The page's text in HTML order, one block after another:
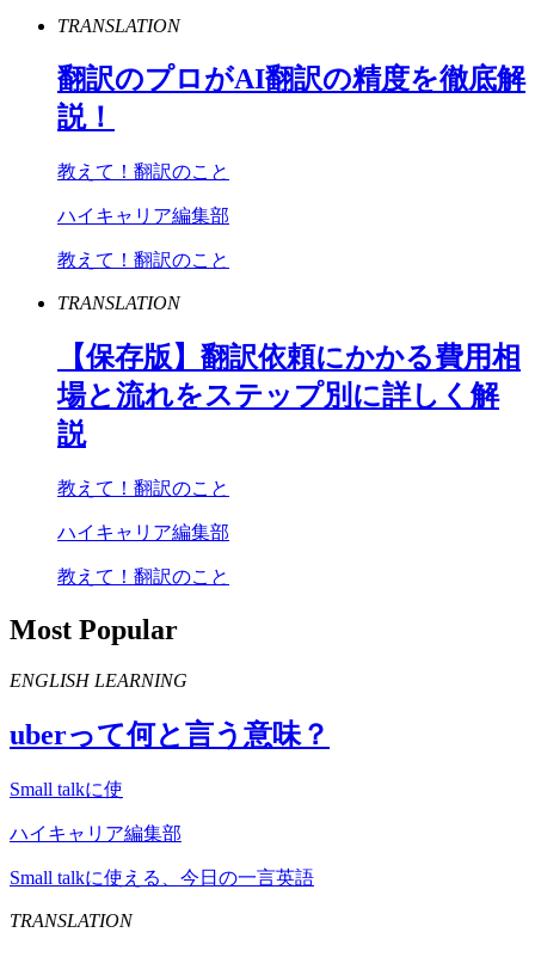
TRANSLATION
翻訳のプロがAI翻訳の精度を徹底解
説！
教えて！翻訳のこと
ハイキャリア編集部
教えて！翻訳のこと
TRANSLATION
【保存版】翻訳依頼にかかる費用相
場と流れをステップ別に詳しく解
説
教えて！翻訳のこと
ハイキャリア編集部
教えて！翻訳のこと
Most Popular
ENGLISH LEARNING
uberって何と言う意味？
Small talkに使
ハイキャリア編集部
Small talkに使える、今日の一言英語
TRANSLATION